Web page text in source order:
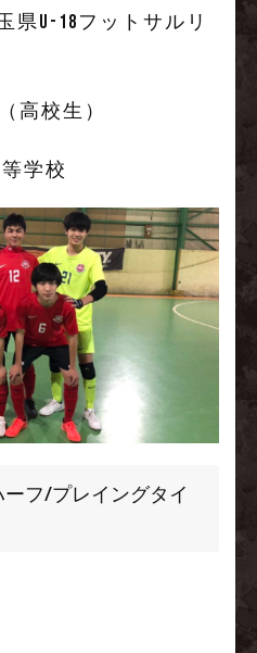
県U-18フットサルリ
高校生）
学校
ーフ/プレイングタイ